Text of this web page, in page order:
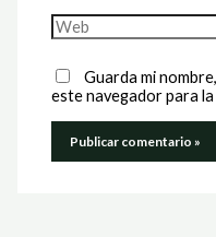
Web
Guarda mi
este navegador para